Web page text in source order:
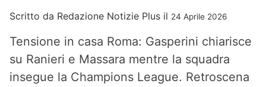
Scritto da Redazione Notizie Plus il 24 Aprile 2026
Tensione in casa Roma: Gasperini chiarisce
su Ranieri e Massara mentre la squadra
insegue la Champions League. Retroscena